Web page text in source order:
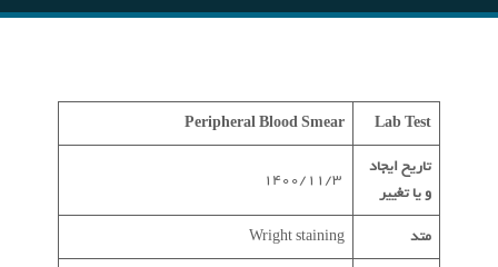
Lab Test
Peripheral Blood Smear
تاریخ ایجاد
و یا تغییر
متد
Wright staining